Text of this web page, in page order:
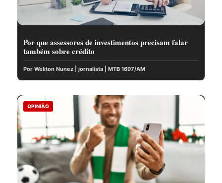
Por que assessores de investimentos precisam falar
também sobre crédito
Por Weliton Nunez | jornalista | MTB 1697/AM
OPINIÃO